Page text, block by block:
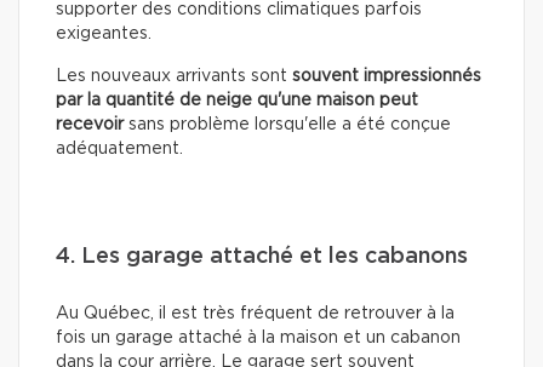
supporter des conditions climatiques parfois
exigeantes.
Les nouveaux arrivants sont souvent impressionnés
par la quantité de neige qu'une maison peut
recevoirsans problème lorsqu'elle a été conçue
adéquatement.
4. Les garage attaché et les cabanons
Au Québec, il est très fréquent de retrouver à la
fois un garage attaché à la maison et un cabanon
dans la cour arrière. Le garage sert souvent